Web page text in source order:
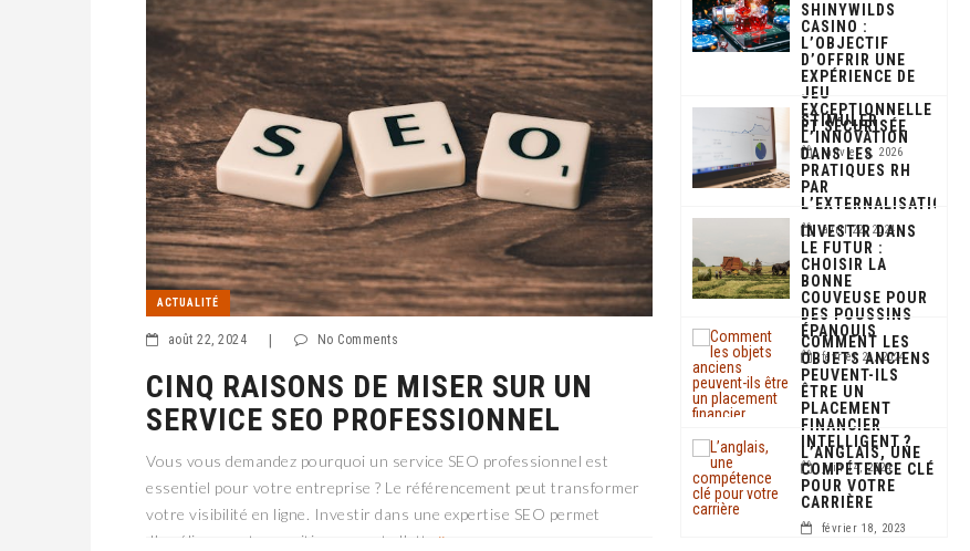
ACTUALITÉ
août 22, 2024 No Comments
CINQ RAISONS DE MISER SUR UN
SERVICE SEO PROFESSIONNEL
Vous vous demandez pourquoi un service SEO professionnel est
essentiel pour votre entreprise ? Le référencement peut transformer
votre visibilité en ligne. Investir dans une expertise SEO permet
d’améliorer votre positionnement, d’att
SHINYWILDS
CASINO :
L’OBJECTIF
D’OFFRIR UNE
EXPÉRIENCE DE
JEU
EXCEPTIONNELLE
ET SÉCURISÉE
janvier 6, 2026
STIMULER
L’INNOVATION
DANS LES
PRATIQUES RH
PAR
L’EXTERNALISATION
avril 22, 2024
INVESTIR DANS
LE FUTUR :
CHOISIR LA
BONNE
COUVEUSE POUR
DES POUSSINS
ÉPANOUIS
février 21, 2024
COMMENT LES
OBJETS ANCIENS
PEUVENT-ILS
ÊTRE UN
PLACEMENT
FINANCIER
INTELLIGENT ?
juin 14, 2024
L’ANGLAIS, UNE
COMPÉTENCE CLÉ
POUR VOTRE
CARRIÈRE
février 18, 2023